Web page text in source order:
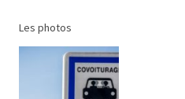
Les photos